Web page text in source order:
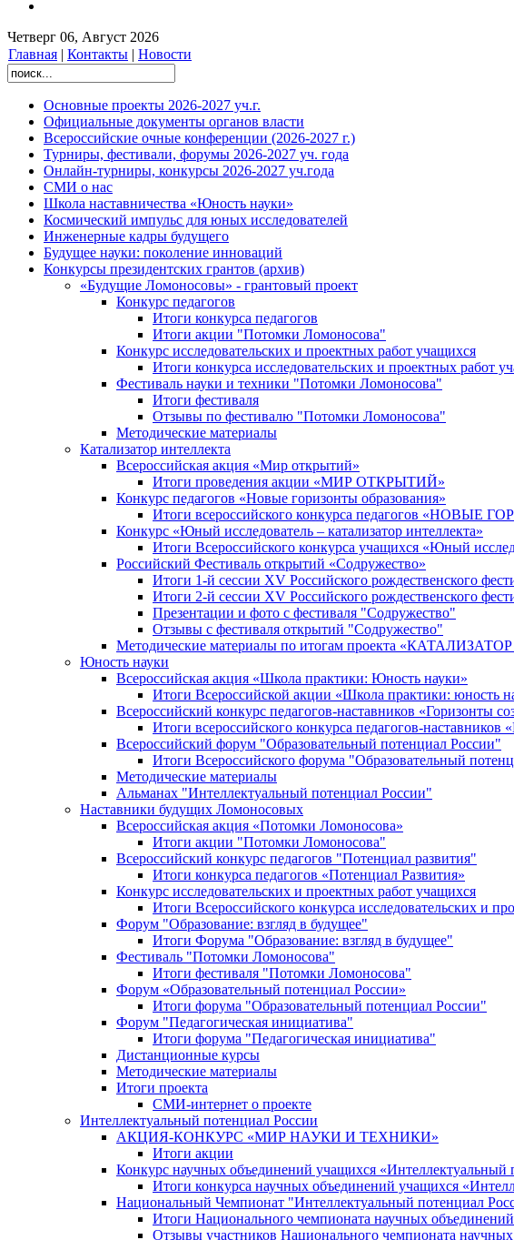
Четверг 06, Август 2026
Главная | Контакты | Новости
Основные проекты 2026-2027 уч.г.
Официальные документы органов власти
Всероссийские очные конференции (2026-2027 г.)
Турниры, фестивали, форумы 2026-2027 уч. года
Онлайн-турниры, конкурсы 2026-2027 уч.года
СМИ о нас
Школа наставничества «Юность науки»
Космический импульс для юных исследователей
Инженерные кадры будущего
Будущее науки: поколение инноваций
Конкурсы президентских грантов (архив)
«Будущие Ломоносовы» - грантовый проект
Конкурс педагогов
Итоги конкурса педагогов
Итоги акции "Потомки Ломоносова"
Конкурс исследовательских и проектных работ учащихся
Итоги конкурса исследовательских и проектных работ
Фестиваль науки и техники "Потомки Ломоносова"
Итоги фестиваля
Отзывы по фестивалю "Потомки Ломоносова"
Методические материалы
Катализатор интеллекта
Всероссийская акция «Мир открытий»
Итоги проведения акции «МИР ОТКРЫТИЙ»
Конкурс педагогов «Новые горизонты образования»
Итоги всероссийского конкурса педагогов
Конкурс «Юный исследователь – катализатор интеллекта»
Итоги Всероссийского конкурса учащихся «Юный
Российский Фестиваль открытий «Содружество»
Итоги 1-й сессии XV Российского рождественского
Итоги 2-й сессии XV Российского рождественского
Презентации и фото с фестиваля "Содружество"
Отзывы с фестиваля открытий "Содружество"
Методические материалы по итогам проекта
Юность науки
Всероссийская акция «Школа практики: Юность науки»
Итоги Всероссийской акции «Школа практики: юность
Всероссийский конкурс педагогов-наставников «Горизонты
Итоги всероссийского конкурса педагогов-наставников
Всероссийский форум "Образовательный потенциал России"
Итоги Всероссийского форума "Образовательный
Методические материалы
Альманах "Интеллектуальный потенциал России"
Наставники будущих Ломоносовых
Всероссийская акция «Потомки Ломоносова»
Итоги акции "Потомки Ломоносова"
Всероссийский конкурс педагогов "Потенциал развития"
Итоги конкурса педагогов «Потенциал Развития»
Конкурс исследовательских и проектных работ учащихся
Итоги Всероссийского конкурса исследовательских и
Форум "Образование: взгляд в будущее"
Итоги Форума "Образование: взгляд в будущее"
Фестиваль "Потомки Ломоносова"
Итоги фестиваля "Потомки Ломоносова"
Форум «Образовательный потенциал России»
Итоги форума "Образовательный потенциал России"
Форум "Педагогическая инициатива"
Итоги форума "Педагогическая инициатива"
Дистанционные курсы
Методические материалы
Итоги проекта
СМИ-интернет о проекте
Интеллектуальный потенциал России
АКЦИЯ-КОНКУРС «МИР НАУКИ И ТЕХНИКИ»
Итоги акции
Конкурс научных объединений учащихся «Интеллектуальный
Итоги конкурса научных объединений учащихся
Национальный Чемпионат "Интеллектуальный потенциал
Итоги Национального чемпионата научных
Отзывы участников Национального чемпионата